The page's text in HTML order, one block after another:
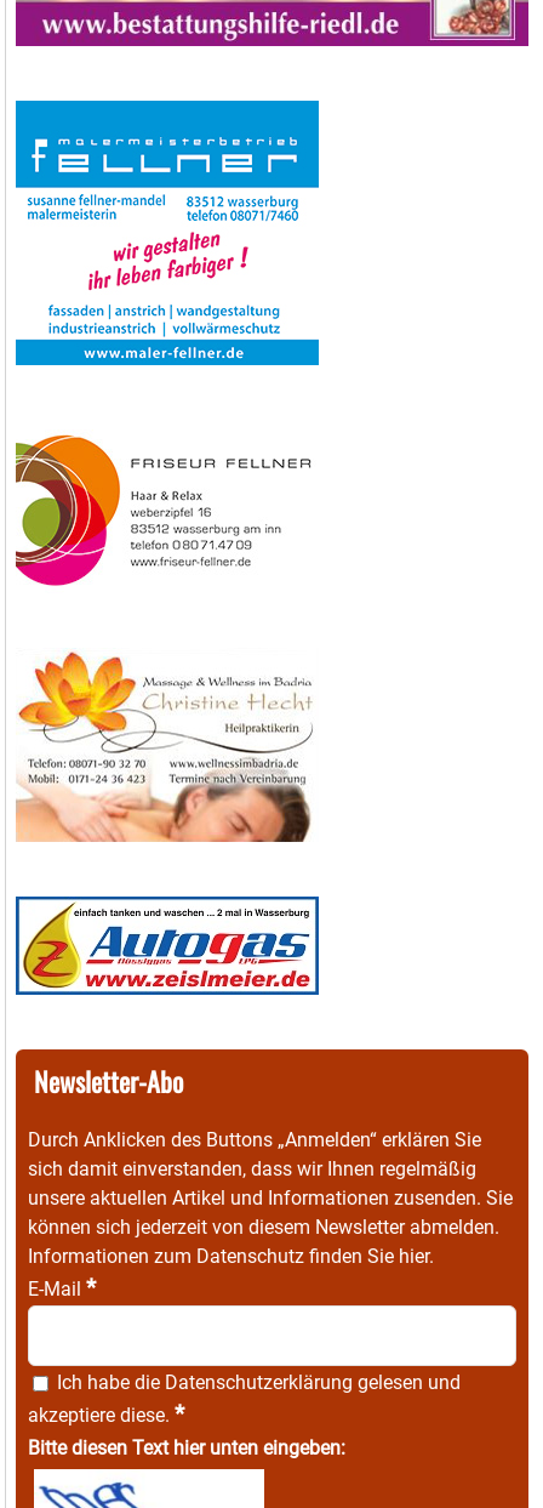
Newsletter-Abo
Durch Anklicken des Buttons „Anmelden“ erklären Sie
sich damit einverstanden, dass wir Ihnen regelmäßig
unsere aktuellen Artikel und Informationen zusenden. Sie
können sich jederzeit von diesem Newsletter abmelden.
Informationen zum Datenschutz finden Sie hier.
E-Mail *
Ich habe die Datenschutzerklärung gelesen und
akzeptiere diese. *
Bitte diesen Text hier unten eingeben: